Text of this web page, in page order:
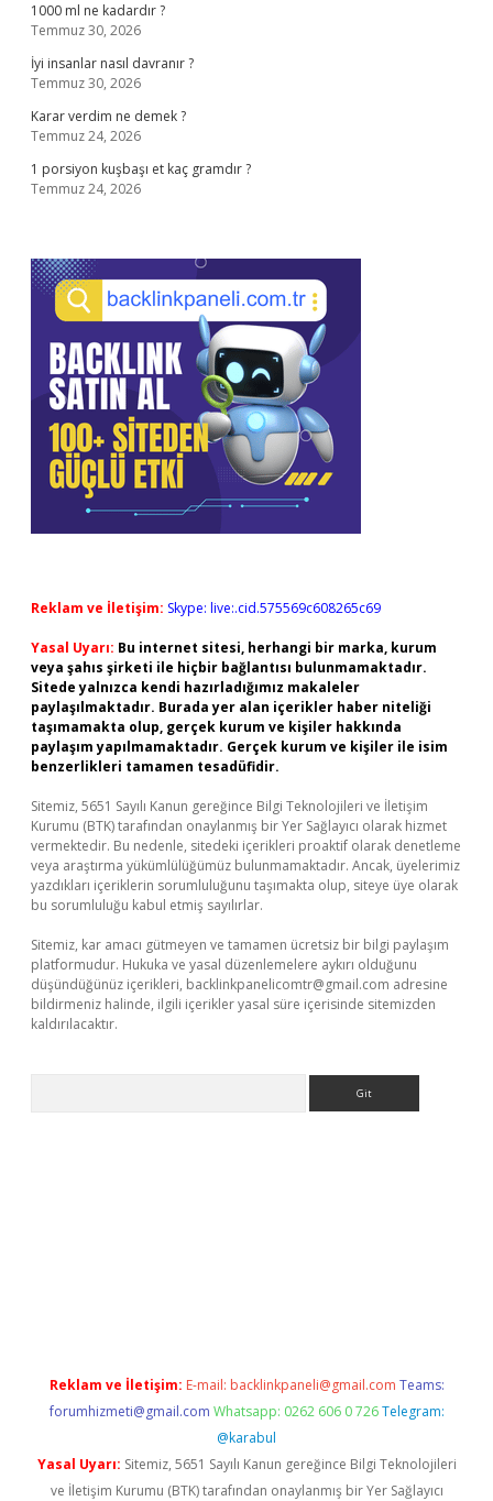
1000 ml ne kadardır ?
Temmuz 30, 2026
İyi insanlar nasıl davranır ?
Temmuz 30, 2026
Karar verdim ne demek ?
Temmuz 24, 2026
1 porsiyon kuşbaşı et kaç gramdır ?
Temmuz 24, 2026
Reklam ve İletişim: Skype: live:.cid.575569c608265c69
Yasal Uyarı: Bu internet sitesi, herhangi bir marka, kurum
veya şahıs şirketi ile hiçbir bağlantısı bulunmamaktadır.
Sitede yalnızca kendi hazırladığımız makaleler
paylaşılmaktadır. Burada yer alan içerikler haber niteliği
taşımamakta olup, gerçek kurum ve kişiler hakkında
paylaşım yapılmamaktadır. Gerçek kurum ve kişiler ile isim
benzerlikleri tamamen tesadüfidir.
Sitemiz, 5651 Sayılı Kanun gereğince Bilgi Teknolojileri ve İletişim
Kurumu (BTK) tarafından onaylanmış bir Yer Sağlayıcı olarak hizmet
vermektedir. Bu nedenle, sitedeki içerikleri proaktif olarak denetleme
veya araştırma yükümlülüğümüz bulunmamaktadır. Ancak, üyelerimiz
yazdıkları içeriklerin sorumluluğunu taşımakta olup, siteye üye olarak
bu sorumluluğu kabul etmiş sayılırlar.
Sitemiz, kar amacı gütmeyen ve tamamen ücretsiz bir bilgi paylaşım
platformudur. Hukuka ve yasal düzenlemelere aykırı olduğunu
düşündüğünüz içerikleri, backlinkpanelicomtr@gmail.com adresine
bildirmeniz halinde, ilgili içerikler yasal süre içerisinde sitemizden
kaldırılacaktır.
Reklam ve İletişim: E-mail: backlinkpaneli@gmail.com Teams:
forumhizmeti@gmail.com Whatsapp: 0262 606 0 726 Telegram:
@karabul
Yasal Uyarı: Sitemiz, 5651 Sayılı Kanun gereğince Bilgi Teknolojileri
ve İletişim Kurumu (BTK) tarafından onaylanmış bir Yer Sağlayıcı